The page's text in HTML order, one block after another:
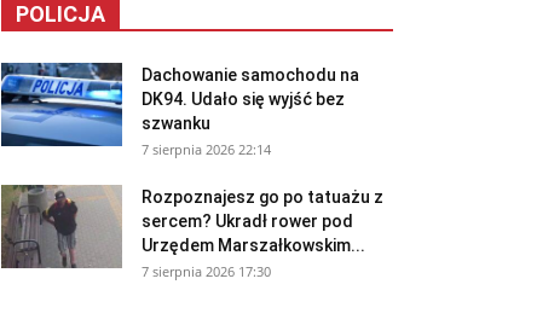
POLICJA
Dachowanie samochodu na
DK94. Udało się wyjść bez
szwanku
7 sierpnia 2026 22:14
Rozpoznajesz go po tatuażu z
sercem? Ukradł rower pod
Urzędem Marszałkowskim...
7 sierpnia 2026 17:30